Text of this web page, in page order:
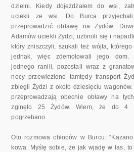
dzielni. Kiedy dojeżdżałem do wsi,
uciekli ze wsi. Do Burca
przeprowadzić obła­wę na Żydów.
Adamów uciekli Żydzi, uzbroili się i
który zniszczyli, szukali też wójta,
jednak, więc zdemolowali jego dom.
jednego ranili, pozostali wraz z
nocy przewieziono tamtędy transport
zbiegli Żydzi z około dziesięciu
przeprowadzają obecnie obławy na
zginęło 25 Żydów. Wiem, że do 4
pogrzebano.
Oto rozmowa chłopów w Burcu:
kowa. Myślę sobie, że jak wjadę w las,